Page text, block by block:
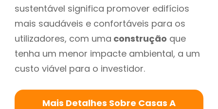
sustentável significa promover edifícios
mais saudáveis e confortáveis para os
utilizadores, com uma construção que
tenha um menor impacte ambiental, a um
custo viável para o investidor.
Mais Detalhes Sobre Casas A